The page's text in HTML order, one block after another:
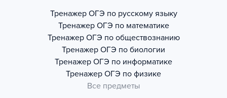
Тренажер ОГЭ по русскому языку
Тренажер ОГЭ по математике
Тренажер ОГЭ по обществознанию
Тренажер ОГЭ по биологии
Тренажер ОГЭ по информатике
Тренажер ОГЭ по физике
Все предметы